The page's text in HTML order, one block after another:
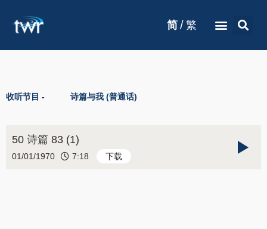
简 / 繁
收听节目 - 诗篇与我 (普通话)
50 诗篇 83 (1)
01/01/1970 7:18 下载